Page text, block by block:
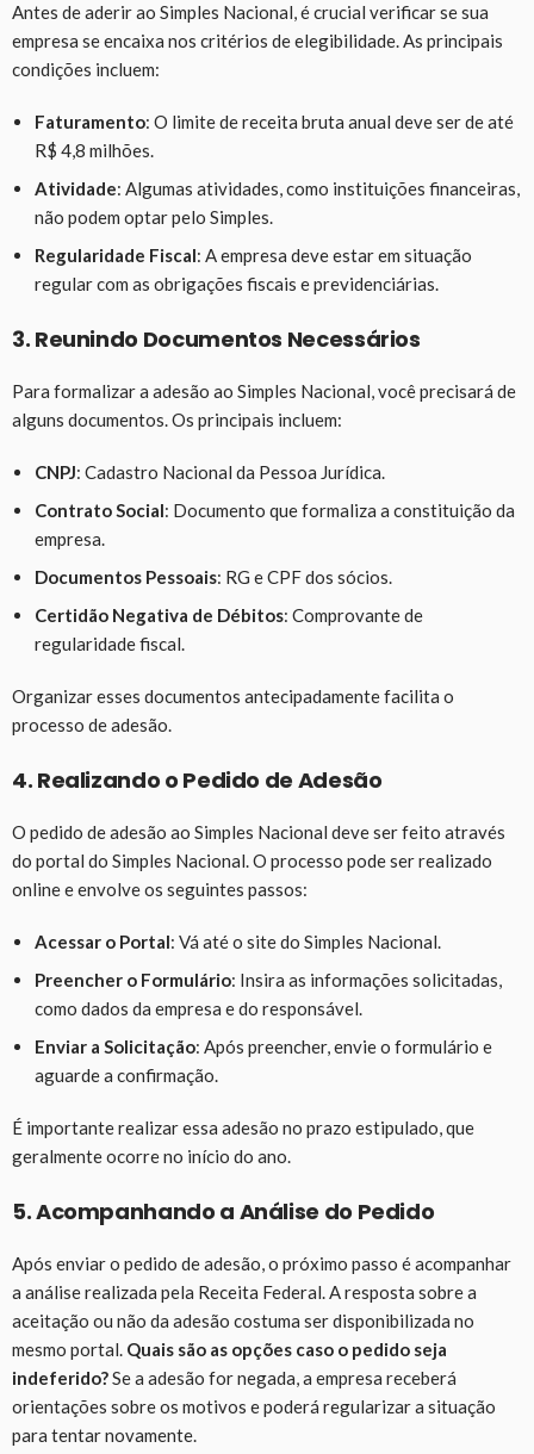
Antes de aderir ao Simples Nacional, é crucial verificar se sua
empresa se encaixa nos critérios de elegibilidade. As principais
condições incluem:
Faturamento: O limite de receita bruta anual deve ser de até
R$ 4,8 milhões.
Atividade: Algumas atividades, como instituições financeiras,
não podem optar pelo Simples.
Regularidade Fiscal: A empresa deve estar em situação
regular com as obrigações fiscais e previdenciárias.
3. Reunindo Documentos Necessários
Para formalizar a adesão ao Simples Nacional, você precisará de
alguns documentos. Os principais incluem:
CNPJ: Cadastro Nacional da Pessoa Jurídica.
Contrato Social: Documento que formaliza a constituição da
empresa.
Documentos Pessoais: RG e CPF dos sócios.
Certidão Negativa de Débitos: Comprovante de
regularidade fiscal.
Organizar esses documentos antecipadamente facilita o
processo de adesão.
4. Realizando o Pedido de Adesão
O pedido de adesão ao Simples Nacional deve ser feito através
do portal do Simples Nacional. O processo pode ser realizado
online e envolve os seguintes passos:
Acessar o Portal: Vá até o site do Simples Nacional.
Preencher o Formulário: Insira as informações solicitadas,
como dados da empresa e do responsável.
Enviar a Solicitação: Após preencher, envie o formulário e
aguarde a confirmação.
É importante realizar essa adesão no prazo estipulado, que
geralmente ocorre no início do ano.
5. Acompanhando a Análise do Pedido
Após enviar o pedido de adesão, o próximo passo é acompanhar
a análise realizada pela Receita Federal. A resposta sobre a
aceitação ou não da adesão costuma ser disponibilizada no
mesmo portal. Quais são as opções caso o pedido seja
indeferido?Se a adesão for negada, a empresa receberá
orientações sobre os motivos e poderá regularizar a situação
para tentar novamente.